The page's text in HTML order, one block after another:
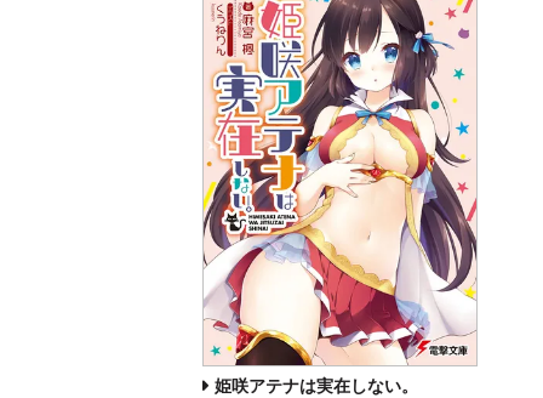
姫咲アテナは実在しない。